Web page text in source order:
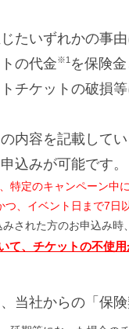
たいずれかの事
の代金※1を保険金
チケットの破損
内容を記載して
込みが可能です。
特定のキャンペーン中
、イベント日まで7日
された方のお申込み時
て、チケットの不使
当社からの「保